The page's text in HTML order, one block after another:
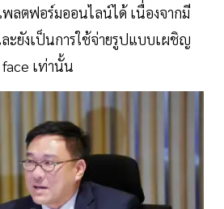
ลตฟอร์มออนไลน์ได้ เนื่องจากมี
ะยังเป็นการใช้จ่ายรูปแบบเผชิญ
เท่านั้น